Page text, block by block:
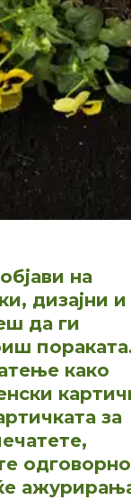
на
дизајни и
да ги
како
за